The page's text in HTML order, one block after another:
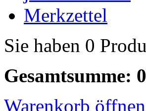
Merkzettel
Sie haben 0
Gesamtsumme:
Warenkorb öffnen